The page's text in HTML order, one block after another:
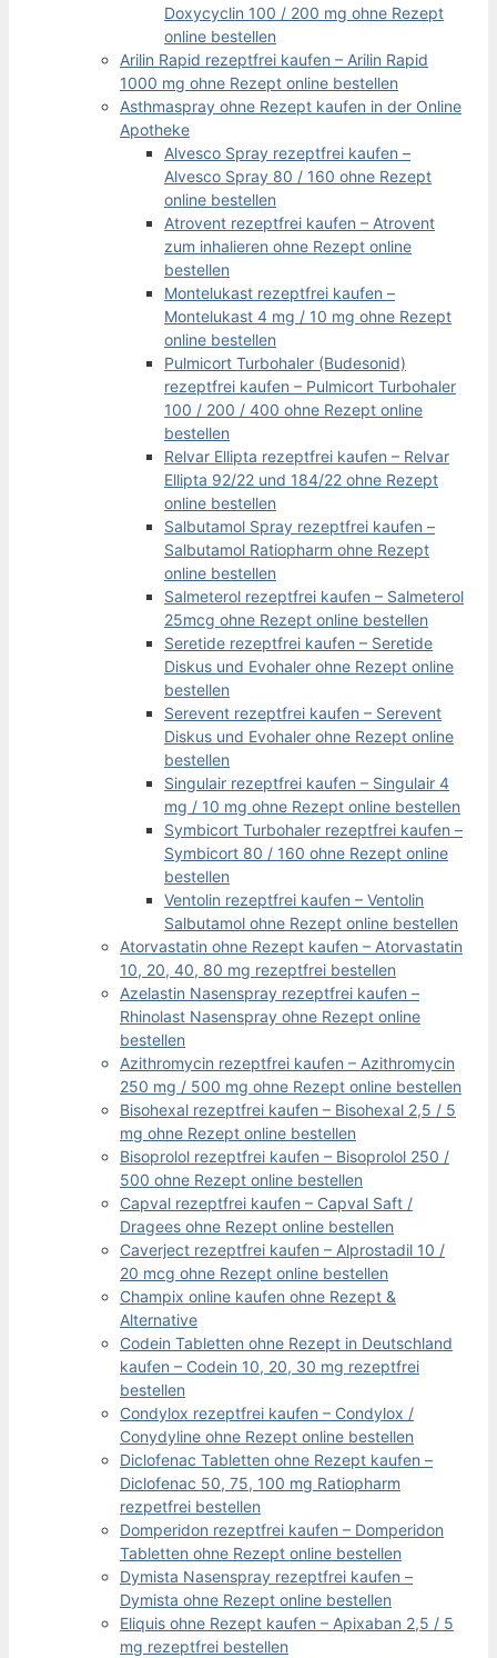
Doxycyclin 100 / 200 mg ohne Rezept
online bestellen
Arilin Rapid rezeptfrei kaufen – Arilin Rapid
1000 mg ohne Rezept online bestellen
Asthmaspray ohne Rezept kaufen in der Online
Apotheke
Alvesco Spray rezeptfrei kaufen –
Alvesco Spray 80 / 160 ohne Rezept
online bestellen
Atrovent rezeptfrei kaufen – Atrovent
zum inhalieren ohne Rezept online
bestellen
Montelukast rezeptfrei kaufen –
Montelukast 4 mg / 10 mg ohne Rezept
online bestellen
Pulmicort Turbohaler (Budesonid)
rezeptfrei kaufen – Pulmicort Turbohaler
100 / 200 / 400 ohne Rezept online
bestellen
Relvar Ellipta rezeptfrei kaufen – Relvar
Ellipta 92/22 und 184/22 ohne Rezept
online bestellen
Salbutamol Spray rezeptfrei kaufen –
Salbutamol Ratiopharm ohne Rezept
online bestellen
Salmeterol rezeptfrei kaufen – Salmeterol
25mcg ohne Rezept online bestellen
Seretide rezeptfrei kaufen – Seretide
Diskus und Evohaler ohne Rezept online
bestellen
Serevent rezeptfrei kaufen – Serevent
Diskus und Evohaler ohne Rezept online
bestellen
Singulair rezeptfrei kaufen – Singulair 4
mg / 10 mg ohne Rezept online bestellen
Symbicort Turbohaler rezeptfrei kaufen –
Symbicort 80 / 160 ohne Rezept online
bestellen
Ventolin rezeptfrei kaufen – Ventolin
Salbutamol ohne Rezept online bestellen
Atorvastatin ohne Rezept kaufen – Atorvastatin
10, 20, 40, 80 mg rezeptfrei bestellen
Azelastin Nasenspray rezeptfrei kaufen –
Rhinolast Nasenspray ohne Rezept online
bestellen
Azithromycin rezeptfrei kaufen – Azithromycin
250 mg / 500 mg ohne Rezept online bestellen
Bisohexal rezeptfrei kaufen – Bisohexal 2,5 / 5
mg ohne Rezept online bestellen
Bisoprolol rezeptfrei kaufen – Bisoprolol 250 /
500 ohne Rezept online bestellen
Capval rezeptfrei kaufen – Capval Saft /
Dragees ohne Rezept online bestellen
Caverject rezeptfrei kaufen – Alprostadil 10 /
20 mcg ohne Rezept online bestellen
Champix online kaufen ohne Rezept &
Alternative
Codein Tabletten ohne Rezept in Deutschland
kaufen – Codein 10, 20, 30 mg rezeptfrei
bestellen
Condylox rezeptfrei kaufen – Condylox /
Conydyline ohne Rezept online bestellen
Diclofenac Tabletten ohne Rezept kaufen –
Diclofenac 50, 75, 100 mg Ratiopharm
rezpetfrei bestellen
Domperidon rezeptfrei kaufen – Domperidon
Tabletten ohne Rezept online bestellen
Dymista Nasenspray rezeptfrei kaufen –
Dymista ohne Rezept online bestellen
Eliquis ohne Rezept kaufen – Apixaban 2,5 / 5
mg rezeptfrei bestellen